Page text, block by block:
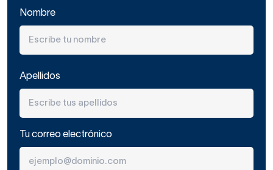
Nombre
Apellidos
Tu correo electrónico